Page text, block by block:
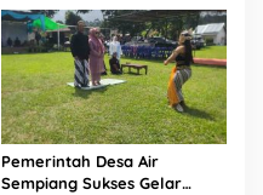
Pemerintah Desa Air
Sempiang Sukses Gelar